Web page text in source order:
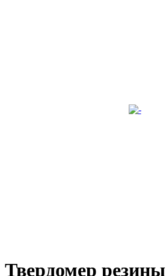
Твердомер резины